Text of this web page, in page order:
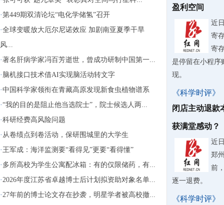
·第449期双清论坛“电化学储氢”召开
·全球变暖放大厄尔尼诺效应 加剧南亚夏季干旱
风...
·著名肝病学家冯百芳逝世，曾成功研制中国第一...
· 脑机接口技术借AI实现脑活动转文字
·中国科学家领衔在青藏高原发现新食虫植物谱系
·“我的目的是阻止他当选院士”，院士候选人两...
·科研经费高风险问题
· 从卷绩点到卷活动，保研围城里的大学生
· 王军成：海洋监测要“看得见”更要“看得懂”
· 多所高校为学生公寓配冰箱：有的仅限储药，有...
·2026年度江苏省卓越博士后计划拟资助对象名单...
·27年前的博士论文存在抄袭，明星学者被高校撤...
盈利空间
近
寄
寄
是停留在小程序
现。
《科学时评》
闭店主动退款
获满堂感动？
近
郑
前
逐一退费。
《科学时评》